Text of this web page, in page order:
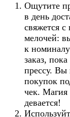
Ощутите
в день
свяжется
мелочей:
к
заказ,
прессу. Вы
покупок
чек.
девается!